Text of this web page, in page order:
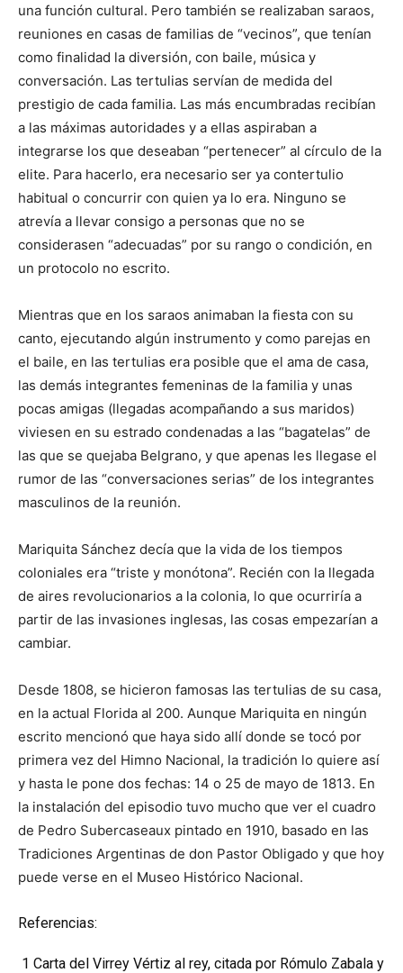
una función cultural. Pero también se realizaban saraos,
reuniones en casas de familias de “vecinos”, que tenían
como finalidad la diversión, con baile, música y
conversación. Las tertulias servían de medida del
prestigio de cada familia. Las más encumbradas recibían
a las máximas autoridades y a ellas aspiraban a
integrarse los que deseaban “pertenecer” al círculo de la
elite. Para hacerlo, era necesario ser ya contertulio
habitual o concurrir con quien ya lo era. Ninguno se
atrevía a llevar consigo a personas que no se
considerasen “adecuadas” por su rango o condición, en
un protocolo no escrito.
Mientras que en los saraos animaban la fiesta con su
canto, ejecutando algún instrumento y como parejas en
el baile, en las tertulias era posible que el ama de casa,
las demás integrantes femeninas de la familia y unas
pocas amigas (llegadas acompañando a sus maridos)
viviesen en su estrado condenadas a las “bagatelas” de
las que se quejaba Belgrano, y que apenas les llegase el
rumor de las “conversaciones serias” de los integrantes
masculinos de la reunión.
Mariquita Sánchez decía que la vida de los tiempos
coloniales era “triste y monótona”. Recién con la llegada
de aires revolucionarios a la colonia, lo que ocurriría a
partir de las invasiones inglesas, las cosas empezarían a
cambiar.
Desde 1808, se hicieron famosas las tertulias de su casa,
en la actual Florida al 200. Aunque Mariquita en ningún
escrito mencionó que haya sido allí donde se tocó por
primera vez del Himno Nacional, la tradición lo quiere así
y hasta le pone dos fechas: 14 o 25 de mayo de 1813. En
la instalación del episodio tuvo mucho que ver el cuadro
de Pedro Subercaseaux pintado en 1910, basado en las
Tradiciones Argentinas de don Pastor Obligado y que hoy
puede verse en el Museo Histórico Nacional.
Referencias:
1 Carta del Virrey Vértiz al rey, citada por Rómulo Zabala y